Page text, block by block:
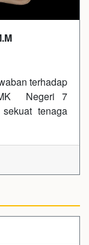
terhadap
Negeri 7
tenaga